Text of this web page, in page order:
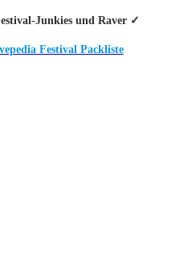
Junkies und Raver ✓
Festival Packliste